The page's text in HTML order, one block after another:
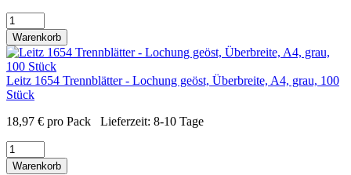
Warenkorb
Leitz 1654 Trennblätter - Lochung geöst, Überbreite, A4, grau, 100
Stück
18,97 € pro Pack Lieferzeit: 8-10 Tage
Warenkorb